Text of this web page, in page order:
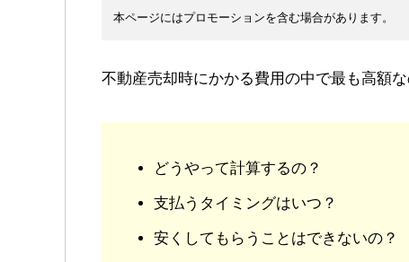
本ページにはプロモーションを含む場合があります。
不動産売却時にかかる費用の中で最も高額な
どうやって計算するの？
支払うタイミングはいつ？
安くしてもらうことはできないの？